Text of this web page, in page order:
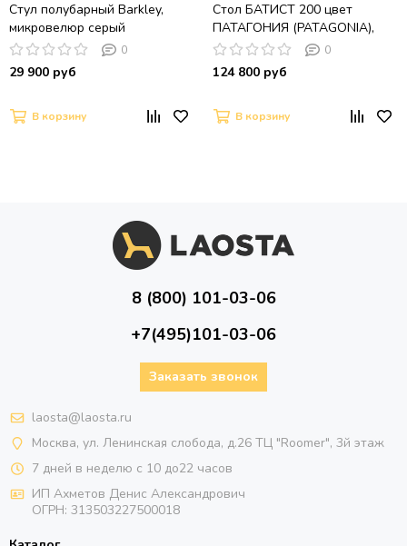
Стул полубарный Barkley,
микровелюр серый
0
29 900 руб
В корзину
Стол БАТИСТ 200 цвет
ПАТАГОНИЯ (PATAGONIA),
керамика / ЛАТТЕ / ОРЕХ
ЭККО
0
124 800 руб
В корзину
8 (800) 101-03-06
+7(495)101-03-06
Заказать звонок
laosta@laosta.ru
Москва, ул. Ленинская слобода, д.26 ТЦ "Roomer", 3й этаж
7 дней в неделю с 10 до22 часов
ИП Ахметов Денис Александрович
ОГРН: 313503227500018